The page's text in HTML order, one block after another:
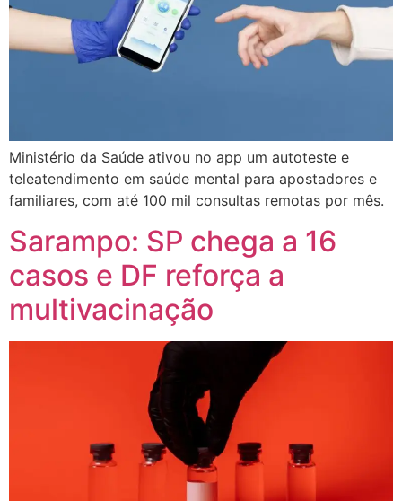
Ministério da Saúde ativou no app um autoteste e
teleatendimento em saúde mental para apostadores e
familiares, com até 100 mil consultas remotas por mês.
Sarampo: SP chega a 16
casos e DF reforça a
multivacinação